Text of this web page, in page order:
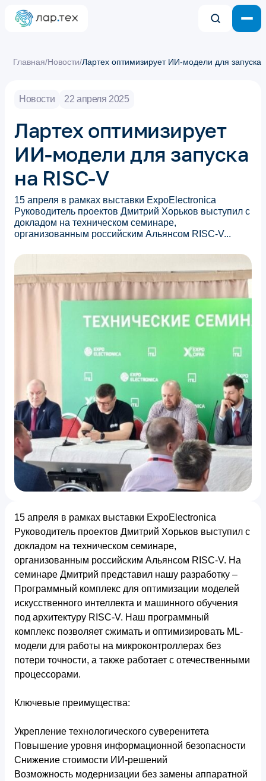
Главная/Новости/Лартех оптимизирует ИИ-модели для запуска
Новости 22 апреля 2025
Лартех оптимизирует
ИИ-модели для запуска
на RISC-V
15 апреля в рамках выставки ExpoElectronica
Руководитель проектов Дмитрий Хорьков выступил с
докладом на техническом семинаре,
организованным российским Альянсом RISC-V...
15 апреля в рамках выставки ExpoElectronica
Руководитель проектов Дмитрий Хорьков выступил с
докладом на техническом семинаре,
организованным российским Альянсом RISC-V. На
семинаре Дмитрий представил нашу разработку –
Программный комплекс для оптимизации моделей
искусственного интеллекта и машинного обучения
под архитектуру RISC-V. Наш программный
комплекс позволяет сжимать и оптимизировать ML-
модели для работы на микроконтроллерах без
потери точности, а также работает с отечественными
процессорами.
Ключевые преимущества:
Укрепление технологического суверенитета
Повышение уровня информационной безопасности
Снижение стоимости ИИ-решений
Возможность модернизации без замены аппаратной